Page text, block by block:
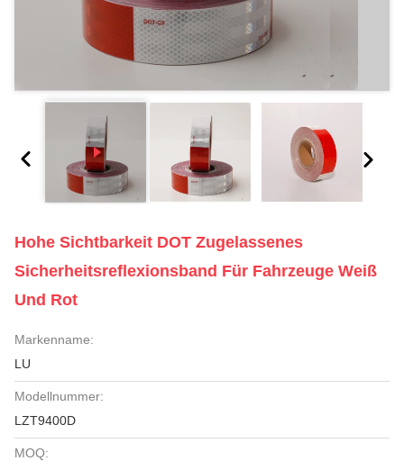
Hohe Sichtbarkeit DOT Zugelassenes
Sicherheitsreflexionsband Für Fahrzeuge Weiß
Und Rot
Markenname:
LU
Modellnummer:
LZT9400D
MOQ: